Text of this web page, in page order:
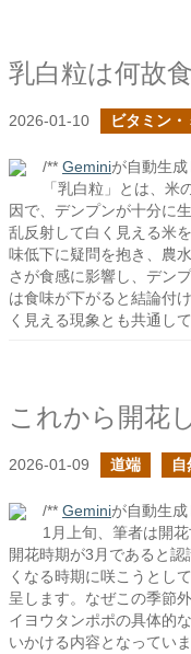
乳白粒は何故
2026-01-10 ビタミン
/** Geminiが自動生
「乳白粒」とは、
因で、デンプンが十分に
乱反射して白く見える米
味低下に疑問を抱き、農
さが食感に影響し、デン
は食味が下がると結論付
く見える現象とも共通して
これから開花
2026-01-09 道端 自
/** Geminiが自動生
1月上旬、筆者は開
開花時期が3月であると
くなる時期に咲こうとし
呈します。なぜこの季節
イヨウタンポポの具体的
いかける内容となってい